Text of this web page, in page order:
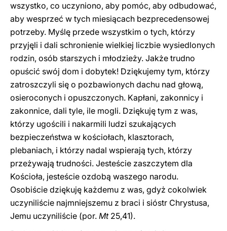
wszystko, co uczyniono, aby pomóc, aby odbudować,
aby wesprzeć w tych miesiącach bezprecedensowej
potrzeby. Myślę przede wszystkim o tych, którzy
przyjęli i dali schronienie wielkiej liczbie wysiedlonych
rodzin, osób starszych i młodzieży. Jakże trudno
opuścić swój dom i dobytek! Dziękujemy tym, którzy
zatroszczyli się o pozbawionych dachu nad głową,
osieroconych i opuszczonych. Kapłani, zakonnicy i
zakonnice, dali tyle, ile mogli. Dziękuję tym z was,
którzy ugościli i nakarmili ludzi szukających
bezpieczeństwa w kościołach, klasztorach,
plebaniach, i którzy nadal wspierają tych, którzy
przeżywają trudności. Jesteście zaszczytem dla
Kościoła, jesteście ozdobą waszego narodu.
Osobiście dziękuję każdemu z was, gdyż cokolwiek
uczyniliście najmniejszemu z braci i sióstr Chrystusa,
Jemu uczyniliście (por. Mt25,41).